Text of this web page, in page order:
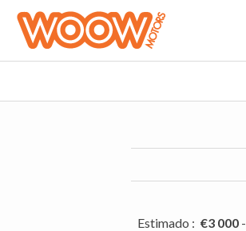
Estimado : €3 000 -